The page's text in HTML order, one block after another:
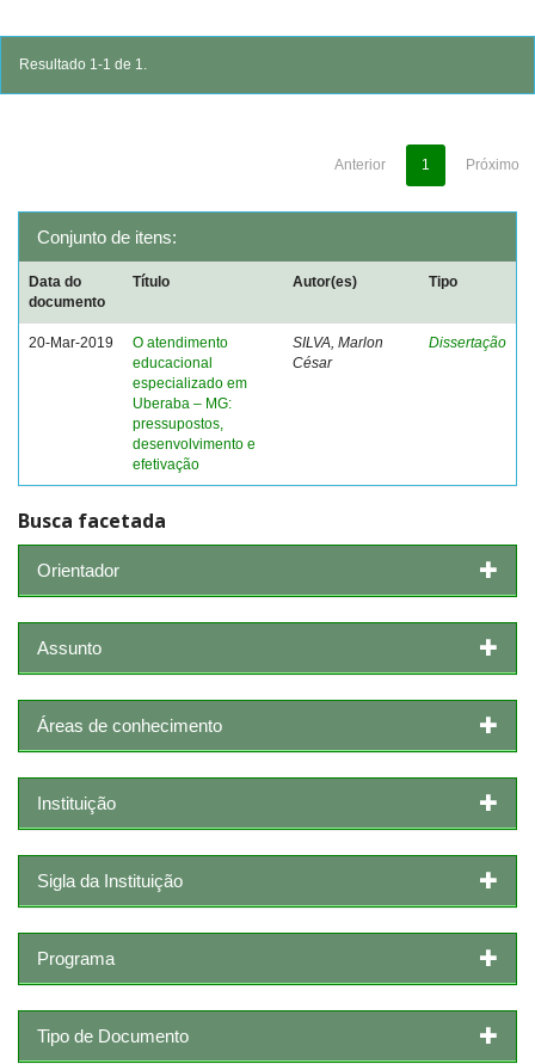
Resultado 1-1 de 1.
Anterior 1 Próximo
Conjunto de itens:
Data do
documento
Título Autor(es) Tipo
20-Mar-2019
O atendimento
educacional
especializado em
Uberaba – MG:
pressupostos,
desenvolvimento e
efetivação
SILVA, Marlon
César
Dissertação
Busca facetada
Orientador
Assunto
Áreas de conhecimento
Instituição
Sigla da Instituição
Programa
Tipo de Documento